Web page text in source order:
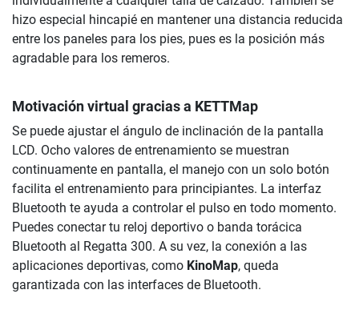
hizo especial hincapié en mantener una distancia reducida
entre los paneles para los pies, pues es la posición más
agradable para los remeros.
Motivación virtual gracias a KETTMap
Se puede ajustar el ángulo de inclinación de la pantalla
LCD. Ocho valores de entrenamiento se muestran
continuamente en pantalla, el manejo con un solo botón
facilita el entrenamiento para principiantes. La interfaz
Bluetooth te ayuda a controlar el pulso en todo momento.
Puedes conectar tu reloj deportivo o banda torácica
Bluetooth al Regatta 300. A su vez, la conexión a las
aplicaciones deportivas, como KinoMap, queda
garantizada con las interfaces de Bluetooth.